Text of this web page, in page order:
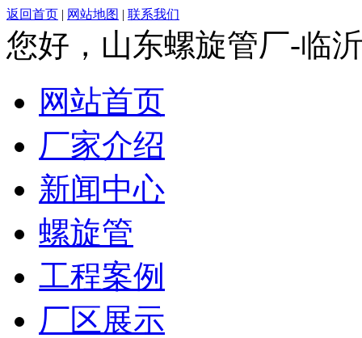
返回首页 | 网站地图 | 联系我们
您好，山东螺旋管厂-临
网站首页
厂家介绍
新闻中心
螺旋管
工程案例
厂区展示